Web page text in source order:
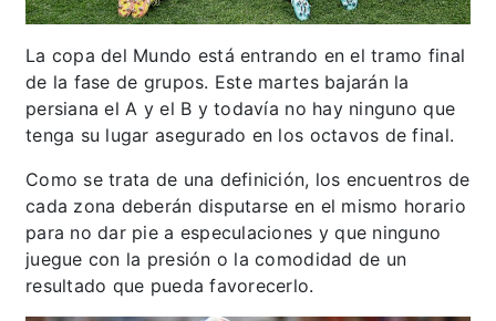
La copa del Mundo está entrando en el tramo final
de la fase de grupos. Este martes bajarán la
persiana el A y el B y todavía no hay ninguno que
tenga su lugar asegurado en los octavos de final.
Como se trata de una definición, los encuentros de
cada zona deberán disputarse en el mismo horario
para no dar pie a especulaciones y que ninguno
juegue con la presión o la comodidad de un
resultado que pueda favorecerlo.